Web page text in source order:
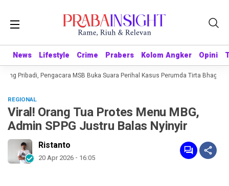
News Lifestyle Crime Prabers Kolom Angker Opini
News Lifestyle Crime Prabers Kolom Angker Opini
Pribadi, Pengacara MSB Buka Suara Perihal Kasus Perumda Tirta Bhagasasi
REGIONAL
Viral! Orang Tua Protes Menu MBG,
Admin SPPG Justru Balas Nyinyir
Ristanto
20 Apr 2026 - 16:05